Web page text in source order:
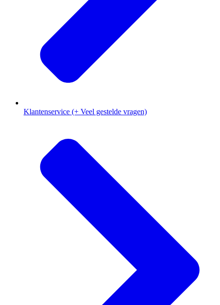
Klantenservice (+ Veel gestelde vragen)